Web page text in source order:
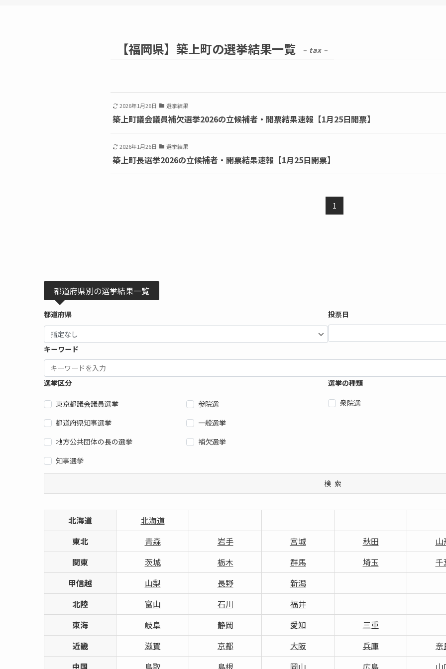
【福岡県】築上町の選挙結果一覧 – tax –
2026年1月26日 選挙結果
築上町議会議員補欠選挙2026の立候補者・開票結果速報【1月25日開票】
2026年1月26日 選挙結果
築上町長選挙2026の立候補者・開票結果速報【1月25日開票】
1
都道府県別の選挙結果一覧
都道府県 投票日
キーワード
選挙区分
東京都議会議員選挙
参院選
都道府県知事選挙
一般選挙
地方公共団体の長の選挙
補欠選挙
知事選挙
選挙の種類
衆院選
検索
北海道
北海道
東北
青森 岩手 宮城 秋田 山
関東
茨城 栃木 群馬 埼玉 千
甲信越
山梨 長野
新潟
北陸
富山 石川
福井
東海
岐阜 静岡 愛知
三重
近畿
滋賀 京都 大阪 兵庫 奈
中国
鳥取 島根 岡山 広島 山